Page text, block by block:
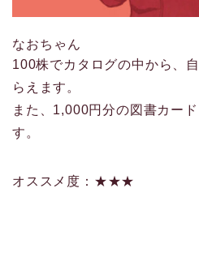
なおちゃん
100株でカタログの中から、
らえます。
また、1,000円分の図書カー
す。
オススメ度：★★★